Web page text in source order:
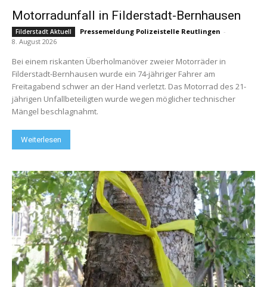
Motorradunfall in Filderstadt-Bernhausen
Filderstadt Aktuell Pressemeldung Polizeistelle Reutlingen -
8. August 2026
Bei einem riskanten Überholmanöver zweier Motorräder in
Filderstadt-Bernhausen wurde ein 74-jähriger Fahrer am
Freitagabend schwer an der Hand verletzt. Das Motorrad des 21-
jährigen Unfallbeteiligten wurde wegen möglicher technischer
Mängel beschlagnahmt.
Weiterlesen